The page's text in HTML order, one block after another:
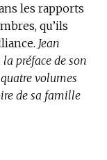
les rapports
qu’ils
Jean
préface de son
volumes
de sa famille